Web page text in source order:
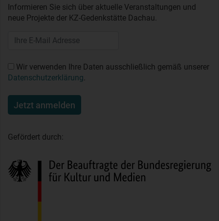
Informieren Sie sich über aktuelle Veranstaltungen und
neue Projekte der KZ-Gedenkstätte Dachau.
Wir verwenden Ihre Daten ausschließlich gemäß unserer
Datenschutzerklärung.
Jetzt anmelden
Gefördert durch: